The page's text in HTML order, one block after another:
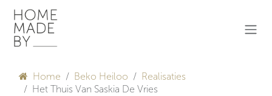
Overslaan naar inhoud
Home Beko Heiloo
Realisaties
Het Thuis Van Saskia De Vries